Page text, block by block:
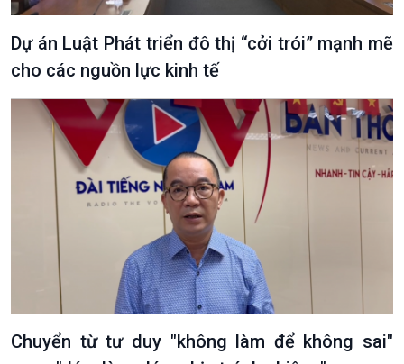
Văn hoá & Du lịch
Tin Văn hoá & Du lịch
Chát với người nổi tiếng
Câu chuyện Thể thao
Multimedia
Ảnh
Video
Infographic
E-Magazine
Dự án Luật Phát triển đô thị “cởi trói” mạnh mẽ
cho các nguồn lực kinh tế
Chuyển từ tư duy "không làm để không sai"